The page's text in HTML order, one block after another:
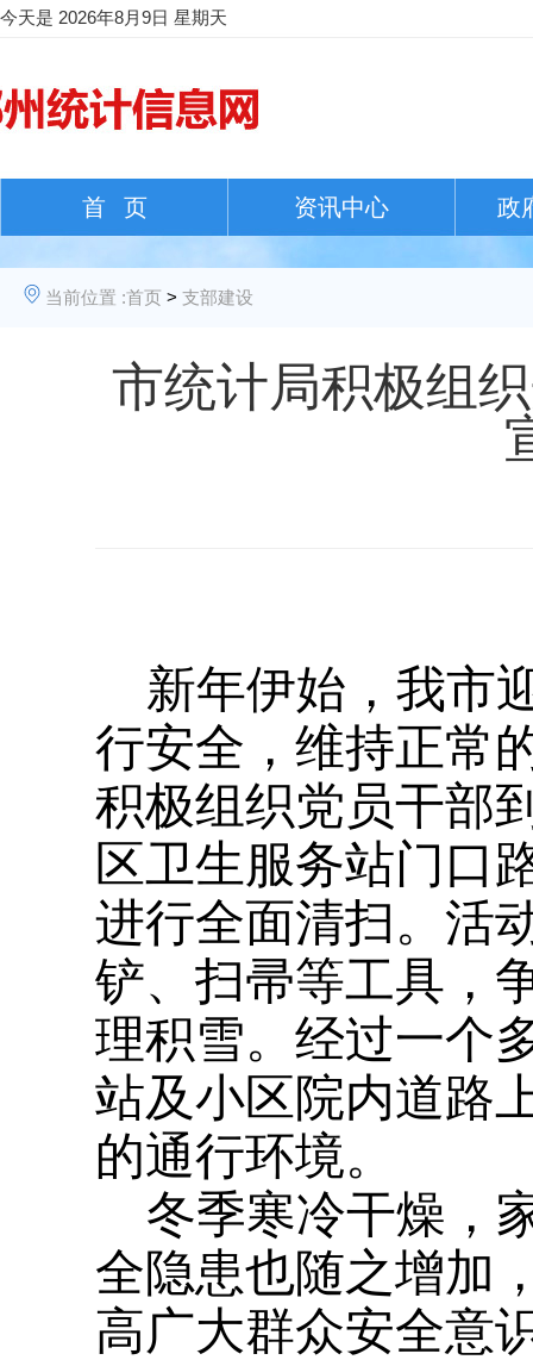
今天是 2026年8月9日 星期天
首 页 资讯中心 政
当前位置 :首页 > 支部建设
市统计局积极组
新年伊始，我市
行安全，维持正常
积极组织党员干部
区卫生服务站门口
进行全面清扫。活
铲、扫帚等工具，
理积雪。经过一个
站及小区院内道路
的通行环境。
冬季寒冷干燥，
全隐患也随之增加
高广大群众安全意